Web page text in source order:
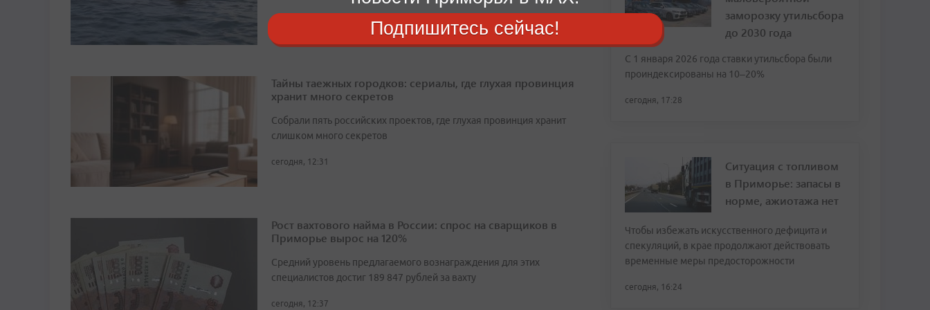
сегодня, 12:18
Тайны таежных городков: сериалы, где глухая провинция
хранит много секретов
Собрали пять российских проектов, где глухая провинция хранит
слишком много секретов
сегодня, 12:31
Рост вахтового найма в России: спрос на сварщиков в
Приморье вырос на 120%
Средний уровень предлагаемого вознаграждения для этих
специалистов достиг 189 847 рублей за вахту
сегодня, 12:37
заморозку утильсбора
до 2030 года
С 1 января 2026 года ставки утильсбора были
проиндексированы на 10–20%
сегодня, 17:28
Ситуация с топливом
в Приморье: запасы в
норме, ажиотажа нет
Чтобы избежать искусственного дефицита и
спекуляций, в крае продолжают действовать
временные меры предосторожности
сегодня, 16:24
Подпишитесь сейчас!